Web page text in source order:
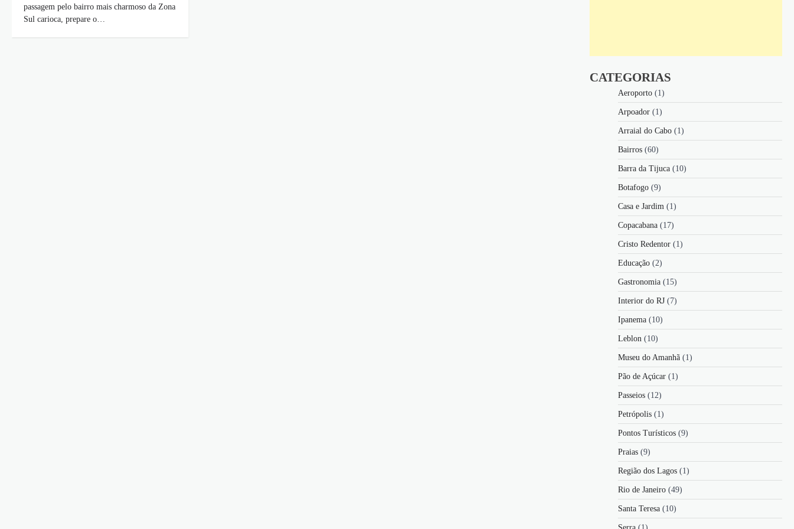
passagem pelo bairro mais charmoso da Zona
Sul carioca, prepare o…
CATEGORIAS
Aeroporto (1)
Arpoador (1)
Arraial do Cabo (1)
Bairros (60)
Barra da Tijuca (10)
Botafogo (9)
Casa e Jardim (1)
Copacabana (17)
Cristo Redentor (1)
Educação (2)
Gastronomia (15)
Interior do RJ (7)
Ipanema (10)
Leblon (10)
Museu do Amanhã (1)
Pão de Açúcar (1)
Passeios (12)
Petrópolis (1)
Pontos Turísticos (9)
Praias (9)
Região dos Lagos (1)
Rio de Janeiro (49)
Santa Teresa (10)